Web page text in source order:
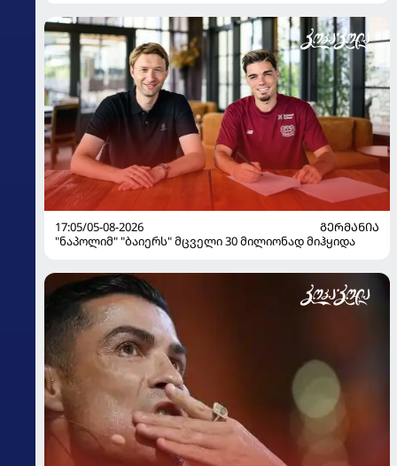
17:05/05-08-2026
ᲒᲔᲠᲛᲐᲜᲘᲐ
"ნაპოლიმ" "ბაიერს" მცველი 30 მილიონად მიჰყიდა